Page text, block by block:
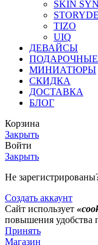
SKIN
TIZO
UIQ
ДЕВАЙСЫ
МИНИАТЮРЫ
СКИДКА
ДОСТАВКА
БЛОГ
Корзина
Закрыть
Войти
Закрыть
Не
Создать аккаунт
Сайт использует
повышения удобства
Принять
Магазин